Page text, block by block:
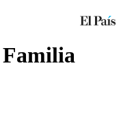
Familia